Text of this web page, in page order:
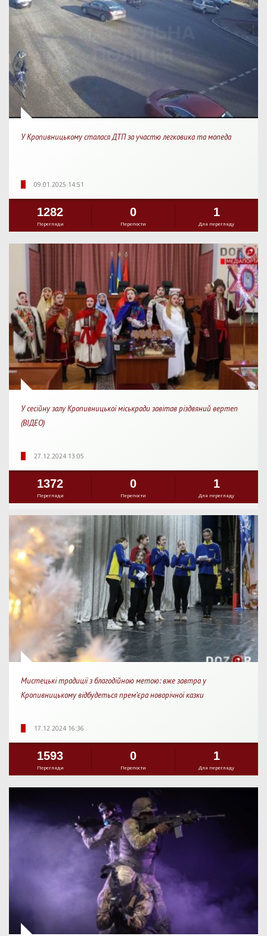
У Кропивницькому сталася ДТП за участю легковика та мопеда
09.01.2025 14:51
1282
Перегляди
0
Перепости
1
Для перегляду
У сесійну залу Кропивницької міськради завітав різдвяний вертеп
(ВІДЕО)
27.12.2024 13:05
1372
Перегляди
0
Перепости
1
Для перегляду
Мистецькі традиції з благодійною метою: вже завтра у
Кропивницькому відбудеться прем’єра новорічної казки
17.12.2024 16:36
1593
Перегляди
0
Перепости
1
Для перегляду